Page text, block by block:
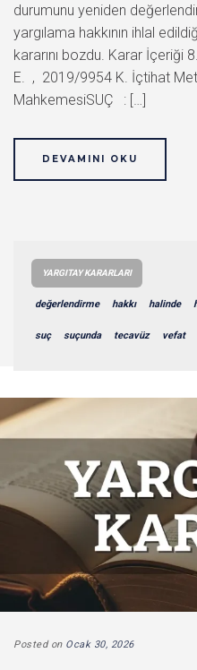
durumunu yeniden
yargılama hakkının ihlal
kararını bozdu. Karar
E. , 2019/9954 K. İçtihat
MahkemesiSUÇ : […]
DEVAMINI OKU
YARGITAY KARARLARI
değerlendirme hakkı halinde
suç suçunda tecavüz vefat
Posted on Ocak 30, 2026